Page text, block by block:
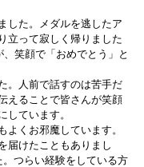
した。メダルを逃したア
立って寂しく帰りました
笑顔で「おめでとう」と
。人前で話すのは苦手だ
えることで皆さんが笑顔
しています。
くお邪魔しています。
届けたこともありまし
つらい経験をしている方